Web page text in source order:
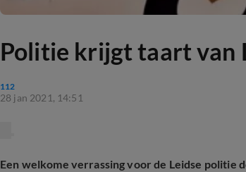
Politie krijgt taart van
112
28 jan 2021, 14:51
Een welkome verrassing voor de Leidse politie